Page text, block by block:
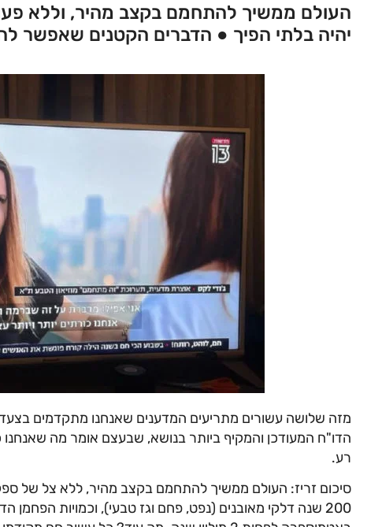
העולם ממשיך להתחמם בקצב מהיר, וללא
יהיה בלתי הפיך ● הדברים הקטנים שאפשר
הדו"ח המעודכן והמקיף ביותר בנושא, שבעצם אומר מה שאנחנו
רע.
סיכום זריז: העולם ממשיך להתחמם בקצב מהיר, ללא צל של
200 שנה דלקי מאובנים (נפט, פחם ו
גז טבעי), וכמויות הפחמן